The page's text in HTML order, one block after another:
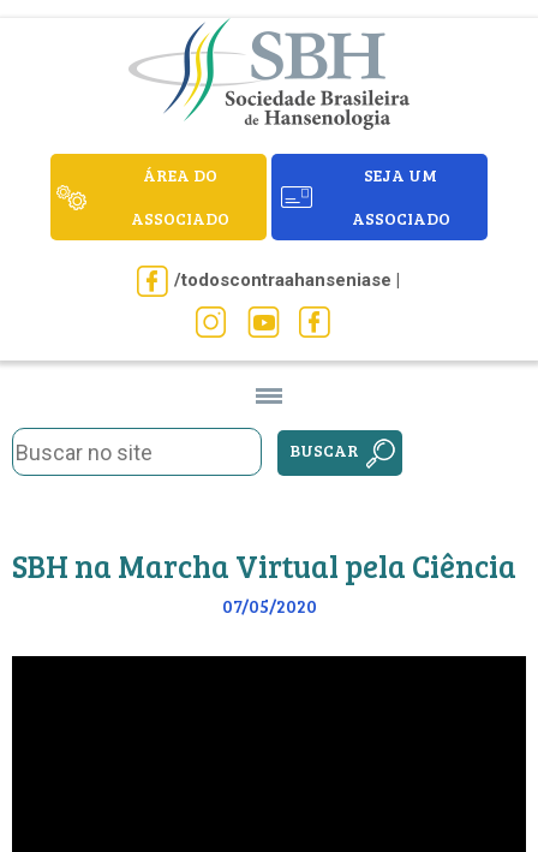
ÁREA DO
ASSOCIADO
SEJA UM
ASSOCIADO
/todoscontraahanseniase |
BUSCAR
SBH na Marcha Virtual pela Ciência
07/05/2020